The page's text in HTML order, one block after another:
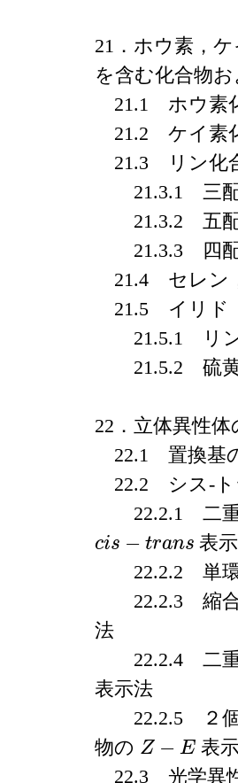
21．ホウ素，
を含む化合物
21.1 ホウ素
21.2 ケイ素
21.3 リン化
21.3.1 三配
21.3.2 五配
21.3.3 四配
21.4 セレン
21.5 イリド
21.5.1 リン
21.5.2 硫黄
22．立体異性体
22.1 置換基
22.2 シス-ト
22.2.1 二重
cis − trans
cis−t ans
表
22.2.2 単環
22.2.3 縮合
法
22.2.4 二重
表示法
22.2.5 ２個
物の Z − E
Z− E
表
22.3 光学異